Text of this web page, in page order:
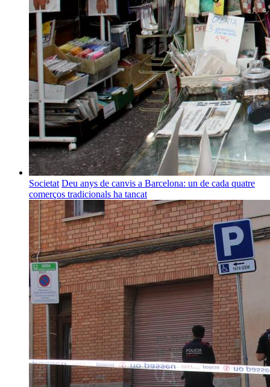
Societat Deu anys de canvis a Barcelona: un de cada quatre
comerços tradicionals ha tancat